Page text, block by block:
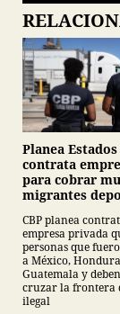
Planea
contrata
para cobrar
migrantes
CBP planea
empresa privada
personas que
a México,
Guatemala y
cruzar la frontera
ilegal